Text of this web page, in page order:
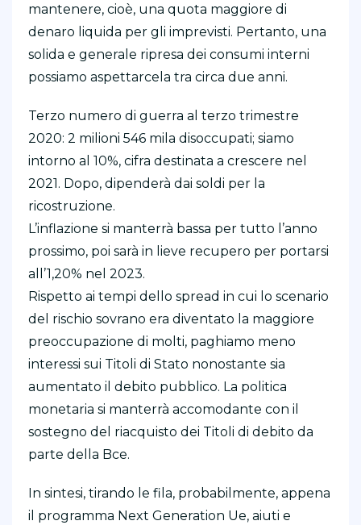
mantenere, cioè, una quota maggiore di
denaro liquida per gli imprevisti. Pertanto, una
solida e generale ripresa dei consumi interni
possiamo aspettarcela tra circa due anni.
Terzo numero di guerra al terzo trimestre
2020: 2 milioni 546 mila disoccupati; siamo
intorno al 10%, cifra destinata a crescere nel
2021. Dopo, dipenderà dai soldi per la
ricostruzione.
L’inflazione si manterrà bassa per tutto l’anno
prossimo, poi sarà in lieve recupero per portarsi
all’1,20% nel 2023.
Rispetto ai tempi dello spread in cui lo scenario
del rischio sovrano era diventato la maggiore
preoccupazione di molti, paghiamo meno
interessi sui Titoli di Stato nonostante sia
aumentato il debito pubblico. La politica
monetaria si manterrà accomodante con il
sostegno del riacquisto dei Titoli di debito da
parte della Bce.
In sintesi, tirando le fila, probabilmente, appena
il programma Next Generation Ue, aiuti e